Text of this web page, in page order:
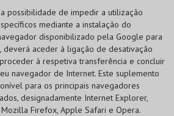
possibilidade de impedir a utilização
mediante a instalação do
disponibilizado pela Google para
deverá aceder à ligação de desativação
à respetiva transferência e concluir
navegador de Internet. Este suplemento
para os principais navegadores
designadamente Internet Explorer,
Firefox, Apple Safari e Opera.